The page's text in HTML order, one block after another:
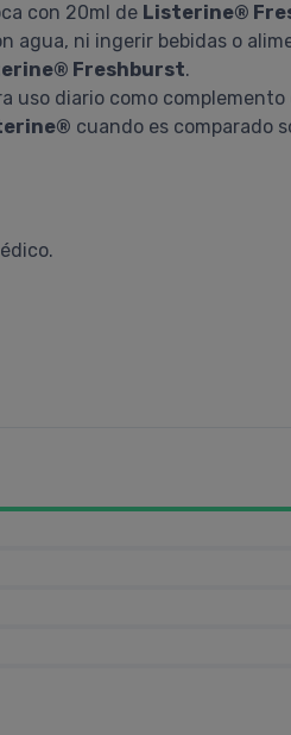
con 20ml de Listerine®
agua, ni ingerir bebidas o
Freshburst.
uso diario como
cuando es comparado